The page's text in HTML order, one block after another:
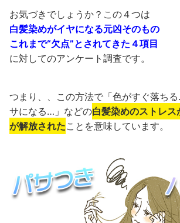
お気づきでしょうか？この４つは
白髪染めがイヤになる元凶そのもの
これまで“欠点”とされてきた４項目
に対してのアンケート調査です。
つまり、、この方法で「色がすぐ落ち
サになる…」などの白髪染めのストレ
が解放されたことを意味しています。